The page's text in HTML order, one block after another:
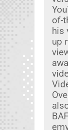
of-
his
up